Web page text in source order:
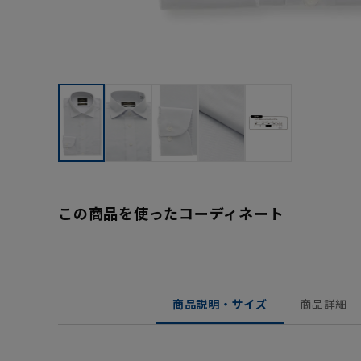
この商品を使ったコーディネート
商品説明・サイズ 商品詳細